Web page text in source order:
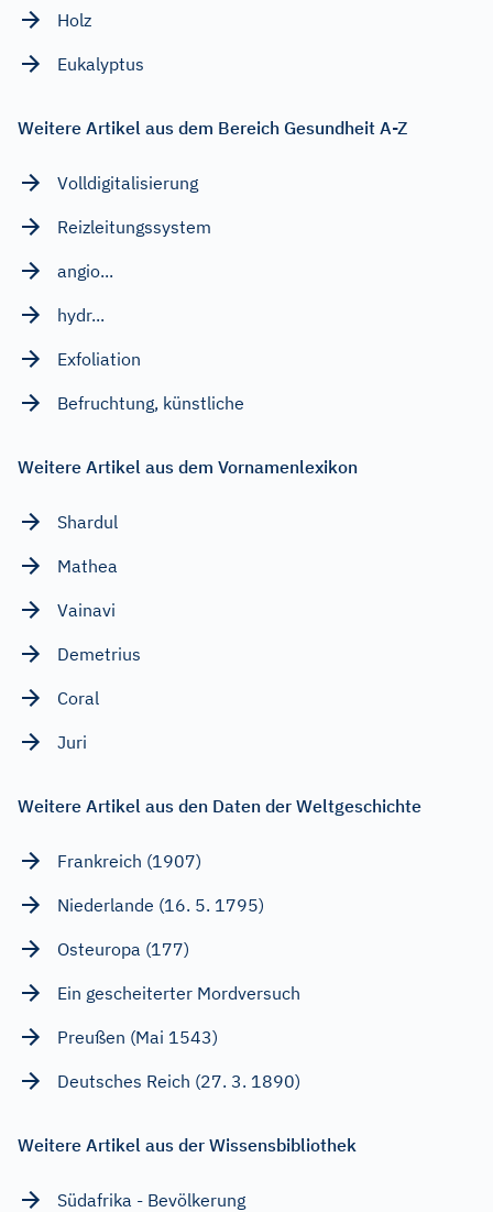
Holz
Eukalyptus
Weitere Artikel aus dem Bereich Gesundheit A-Z
Volldigitalisierung
Reizleitungssystem
angio...
hydr...
Exfoliation
Befruchtung, künstliche
Weitere Artikel aus dem Vornamenlexikon
Shardul
Mathea
Vainavi
Demetrius
Coral
Juri
Weitere Artikel aus den Daten der Weltgeschichte
Frankreich (1907)
Niederlande (16. 5. 1795)
Osteuropa (177)
Ein gescheiterter Mordversuch
Preußen (Mai 1543)
Deutsches Reich (27. 3. 1890)
Weitere Artikel aus der Wissensbibliothek
Südafrika - Bevölkerung